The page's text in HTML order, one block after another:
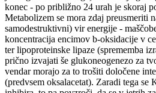
konec - po približno 24 urah je skoraj
Metabolizem se mora zdaj preusmeriti
samodestruktivni) vir energije -
koncentracija encimov b-oksidacije v
ter lipoproteinske lipaze (sprememba
prično izvajati še glukoneogenezo za
vendar morajo za to trošiti določene
(predvsem oksalacetat). Zaradi tega se